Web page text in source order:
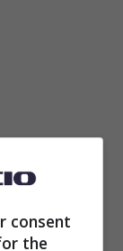
a
consent
the